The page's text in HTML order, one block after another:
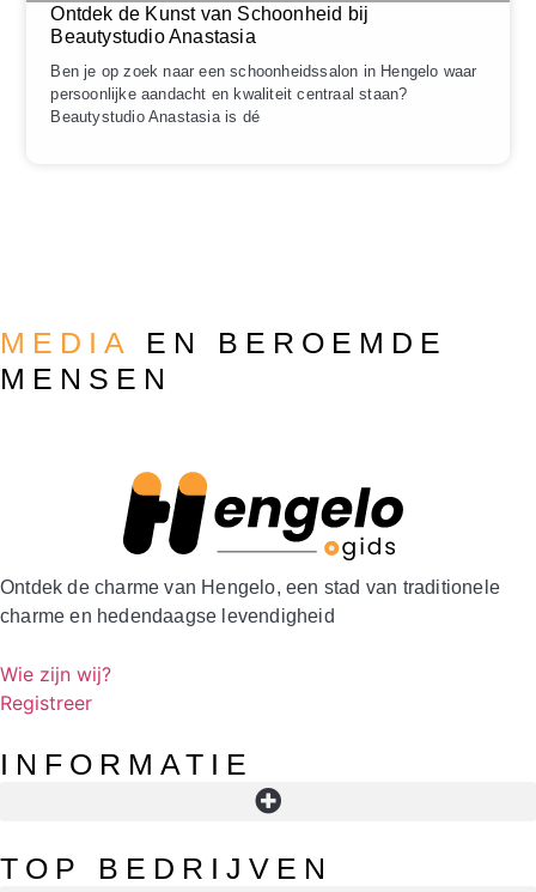
Ontdek de Kunst van Schoonheid bij
Beautystudio Anastasia
Ben je op zoek naar een schoonheidssalon in Hengelo waar
persoonlijke aandacht en kwaliteit centraal staan?
Beautystudio Anastasia is dé
MEDIA EN BEROEMDE
MENSEN
Ontdek de charme van Hengelo, een stad van traditionele
charme en hedendaagse levendigheid
Wie zijn wij?
Registreer
INFORMATIE
TOP BEDRIJVEN